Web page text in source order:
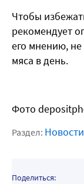
Чтобы
рекомендует
его мнению, не
мяса в день.
Фото
Раздел:
Поделиться: